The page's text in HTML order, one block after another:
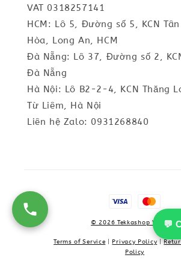
💬
VAT 0318257141
HCM: Lô 5, Đường số 5, KCN
Hòa, Long An, HCM
Đà Nẵng: Lô 37, Đường số 2,
Đà Nẵng
Hà Nội: Lô B2-2-4, KCN Thăng
Từ Liêm, Hà Nội
Liên hệ Zalo: 0931268840
© 2026 Tekkashop Vietnam
Terms of Service Privacy Policy |
Policy